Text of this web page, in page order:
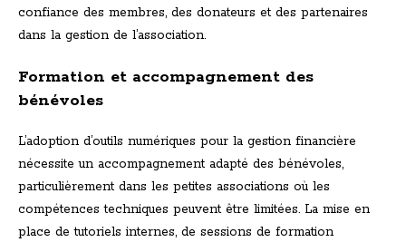
confiance des membres, des donateurs et des partenaires
dans la gestion de l’association.
Formation et accompagnement des
bénévoles
L’adoption d’outils numériques pour la gestion financière
nécessite un accompagnement adapté des bénévoles,
particulièrement dans les petites associations où les
compétences techniques peuvent être limitées. La mise en
place de tutoriels internes, de sessions de formation